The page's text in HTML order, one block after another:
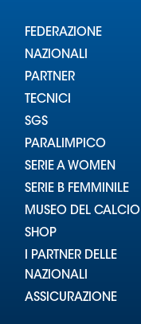
FEDERAZIONE
NAZIONALI
PARTNER
TECNICI
SGS
PARALIMPICO
SERIE A WOMEN
SERIE B FEMMINILE
MUSEO DEL CALCIO
SHOP
I PARTNER DELLE
NAZIONALI
ASSICURAZIONE